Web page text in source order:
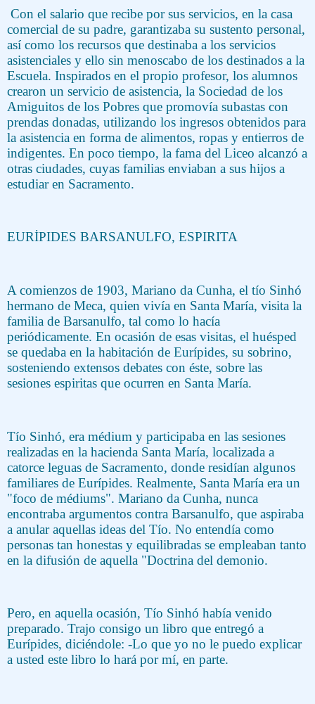
Con el salario que recibe por sus servicios, en la casa
comercial de su padre, garantizaba su sustento personal,
así como los recursos que destinaba a los servicios
asistenciales y ello sin menoscabo de los destinados a la
Escuela. Inspirados en el propio profesor, los alumnos
crearon un servicio de asistencia, la Sociedad de los
Amiguitos de los Pobres que promovía subastas con
prendas donadas, utilizando los ingresos obtenidos para
la asistencia en forma de alimentos, ropas y entierros de
indigentes. En poco tiempo, la fama del Liceo alcanzó a
otras ciudades, cuyas familias enviaban a sus hijos a
estudiar en Sacramento.
EURİPIDES BARSANULFO, ESPIRITA
A comienzos de 1903, Mariano da Cunha, el tío Sinhó
hermano de Meca, quien vivía en Santa María, visita la
familia de Barsanulfo, tal como lo hacía
periódicamente. En ocasión de esas visitas, el huésped
se quedaba en la habitación de Eurípides, su sobrino,
sosteniendo extensos debates con éste, sobre las
sesiones espiritas que ocurren en Santa María.
Tío Sinhó, era médium y participaba en las sesiones
realizadas en la hacienda Santa María, localizada a
catorce leguas de Sacramento, donde residían algunos
familiares de Eurípides. Realmente, Santa María era un
"foco de médiums". Mariano da Cunha, nunca
encontraba argumentos contra Barsanulfo, que aspiraba
a anular aquellas ideas del Tío. No entendía como
personas tan honestas y equilibradas se empleaban tanto
en la difusión de aquella "Doctrina del demonio.
Pero, en aquella ocasión, Tío Sinhó había venido
preparado. Trajo consigo un libro que entregó a
Eurípides, diciéndole: -Lo que yo no le puedo explicar
a usted este libro lo hará por mí, en parte.